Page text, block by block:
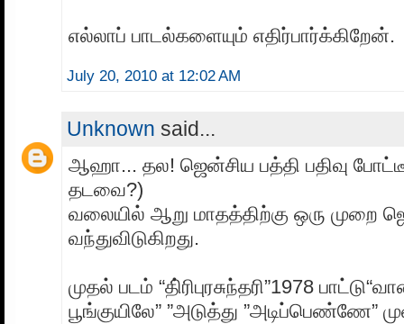
எல்லாப் பாடல்களையும் எதிர்பார்க்கிறேன்.
July 20, 2010 at 12:02 AM
Unknown said...
ஆஹா... தல! ஜென்சிய பத்தி பதிவு
தடவை?)
வலையில் ஆறு மாதத்திற்கு ஒரு முறை
வந்துவிடுகிறது.
முதல் படம் “தி்ரிபுரசுந்தரி”1978
பூங்குயிலே” ”அடுத்து ”அடிப்பெண்ணே”